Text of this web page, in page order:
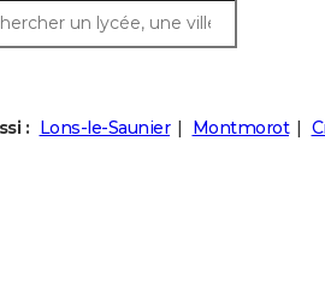
: Lons-le-Saunier Montmorot